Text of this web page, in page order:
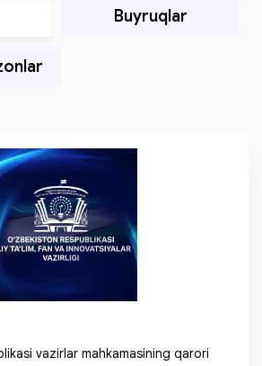
Buyruqlar
vazirlar mahkamasining qarori